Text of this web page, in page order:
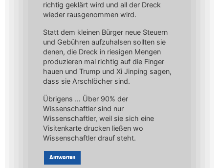
richtig geklärt wird und all der Dreck
wieder rausgenommen wird.
Statt dem kleinen Bürger neue Steuern
und Gebühren aufzuhalsen sollten sie
denen, die Dreck in riesigen Mengen
produzieren mal richtig auf die Finger
hauen und Trump und Xi Jinping sagen,
dass sie Arschlöcher sind.
Übrigens … Über 90% der
Wissenschaftler sind nur
Wissenschaftler, weil sie sich eine
Visitenkarte drucken ließen wo
Wissenschaftler drauf steht.
Antworten